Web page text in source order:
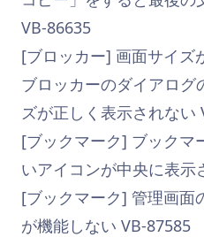
VB-86635
[ブロッカー] 画面サイズ
ブロッカーのダイアログ
ズが正しく表示されない
[ブックマーク] ブックマ
いアイコンが中央に表示
[ブックマーク] 管理画面
が機能しない VB-87585